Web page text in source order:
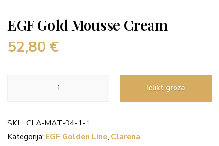
EGF Gold Mousse Cream
52,80 €
Cream
daudzums
Ielikt grozā
SKU: CLA-MAT-04-1-1
Kategorija: EGF Golden Line, Clarena